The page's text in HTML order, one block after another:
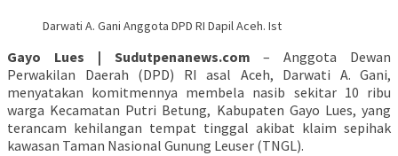
Darwati A. Gani Anggota DPD RI Dapil Aceh. Ist
Gayo Lues | Sudutpenanews.com – Anggota Dewan
Perwakilan Daerah (DPD) RI asal Aceh, Darwati A. Gani,
menyatakan komitmennya membela nasib sekitar 10 ribu
warga Kecamatan Putri Betung, Kabupaten Gayo Lues, yang
terancam kehilangan tempat tinggal akibat klaim sepihak
kawasan Taman Nasional Gunung Leuser (TNGL).